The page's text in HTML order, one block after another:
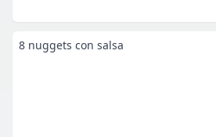
8 nuggets con salsa